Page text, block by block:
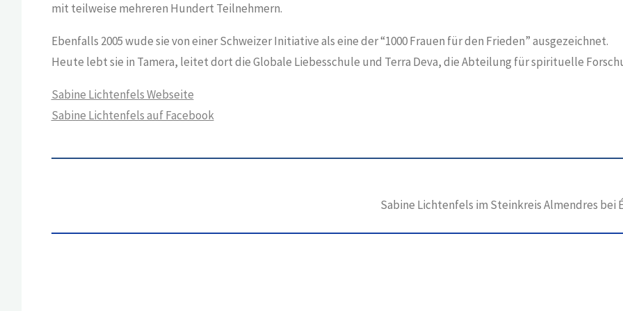
mit teilweise mehreren Hundert Teilnehmern.
Ebenfalls 2005 wude sie von einer Schweizer Initiative als eine der “1000 Frauen für den Frieden” ausgezeichnet.
Heute lebt sie in Tamera, leitet dort die Globale Liebesschule und Terra Deva, die Abteilung für spirituelle
Sabine Lichtenfels Webseite
Sabine Lichtenfels auf Facebook
Sabine Lichtenfels im Steinkreis Almendres bei